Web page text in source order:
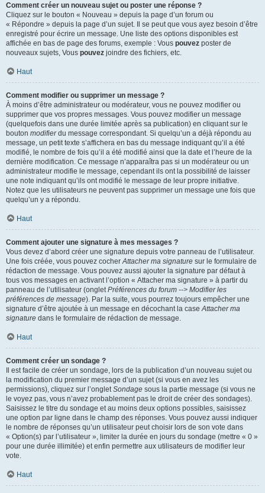
Comment créer un nouveau sujet ou poster une réponse ?
Cliquez sur le bouton « Nouveau » depuis la page d’un forum ou
« Répondre » depuis la page d’un sujet. Il se peut que vous ayez besoin d’être
enregistré pour écrire un message. Une liste des options disponibles est
affichée en bas de page des forums, exemple : Vous pouvez poster de
nouveaux sujets, Vous pouvez joindre des fichiers, etc.
Haut
Comment modifier ou supprimer un message ?
À moins d’être administrateur ou modérateur, vous ne pouvez modifier ou
supprimer que vos propres messages. Vous pouvez modifier un message
(quelquefois dans une durée limitée après sa publication) en cliquant sur le
bouton modifierdu message correspondant. Si quelqu’un a déjà répondu au
message, un petit texte s’affichera en bas du message indiquant qu’il a été
modifié, le nombre de fois qu’il a été modifié ainsi que la date et l’heure de la
dernière modification. Ce message n’apparaîtra pas si un modérateur ou un
administrateur modifie le message, cependant ils ont la possibilité de laisser
une note indiquant qu’ils ont modifié le message de leur propre initiative.
Notez que les utilisateurs ne peuvent pas supprimer un message une fois que
quelqu’un y a répondu.
Haut
Comment ajouter une signature à mes messages ?
Vous devez d’abord créer une signature depuis votre panneau de l’utilisateur.
Une fois créée, vous pouvez cocherAttacher ma signature sur le formulaire de
rédaction de message. Vous pouvez aussi ajouter la signature par défaut à
tous vos messages en activant l’option « Attacher ma signature » à partir du
panneau de l’utilisateur (ongletPréférences du forum --> Modifier les
préférences de message). Par la suite, vous pourrez toujours empêcher une
signature d’être ajoutée à un message en décochant la caseAttacher ma
signature dans le formulaire de rédaction de message.
Haut
Comment créer un sondage ?
Il est facile de créer un sondage, lors de la publication d’un nouveau sujet ou
la modification du premier message d’un sujet (si vous en avez les
permissions), cliquez sur l’ongletSondage sous la partie message (si vous ne
le voyez pas, vous n’avez probablement pas le droit de créer des sondages).
Saisissez le titre du sondage et au moins deux options possibles, saisissez
une option par ligne dans le champ des réponses. Vous pouvez aussi indiquer
le nombre de réponses qu’un utilisateur peut choisir lors de son vote dans
« Option(s) par l’utilisateur », limiter la durée en jours du sondage (mettre « 0 »
pour une durée illimitée) et enfin permettre aux utilisateurs de modifier leur
vote.
Haut